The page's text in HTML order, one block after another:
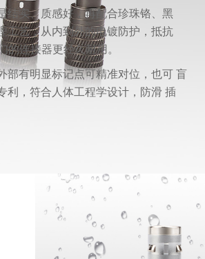
结实、质感好，再配合珍珠铬、黑
工艺，从内到外的电镀防护，抵抗
连接器更经久耐用。
部有明显标记点可精准对位，也可 盲
利，符合人体工程学设计，防滑 插